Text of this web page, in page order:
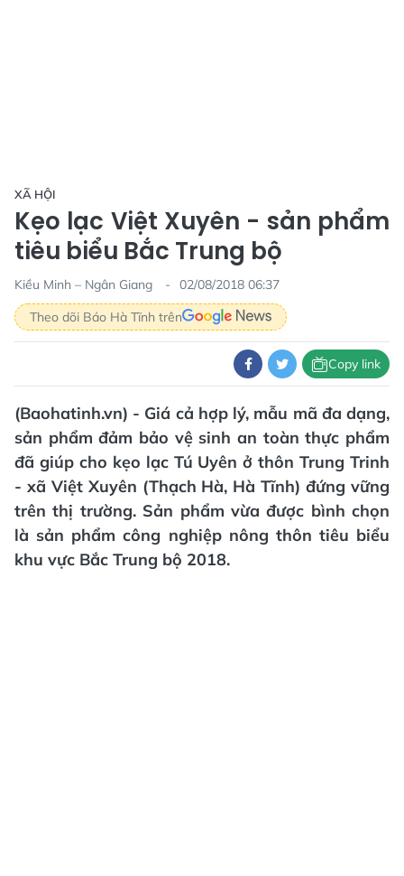
XÃ HỘI
Kẹo lạc Việt Xuyên - sản phẩm
tiêu biểu Bắc Trung bộ
Kiều Minh – Ngân Giang
02/08/2018 06:37
Theo dõi Báo Hà Tĩnh trên
Copy link
(Baohatinh.vn) - Giá cả hợp lý, mẫu mã đa dạng,
sản phẩm đảm bảo vệ sinh an toàn thực phẩm
đã giúp cho kẹo lạc Tú Uyên ở thôn Trung Trinh
- xã Việt Xuyên (Thạch Hà, Hà Tĩnh) đứng vững
trên thị trường. Sản phẩm vừa được bình chọn
là sản phẩm công nghiệp nông thôn tiêu biểu
khu vực Bắc Trung bộ 2018.